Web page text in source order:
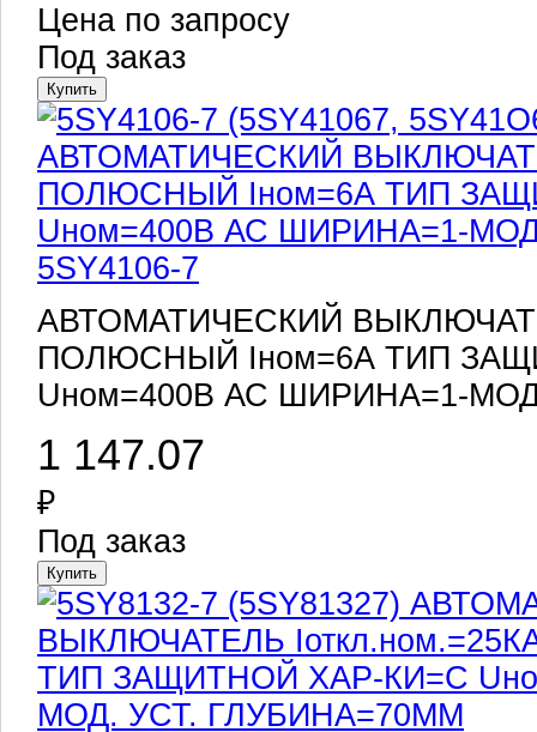
Цена по запросу
Под заказ
5SY4106-7
АВТОМАТИЧЕСКИЙ
ПОЛЮСНЫЙ Iном=6А ТИП
Uном=400В АС ШИРИНА=1-
1 147.07
₽
Под заказ